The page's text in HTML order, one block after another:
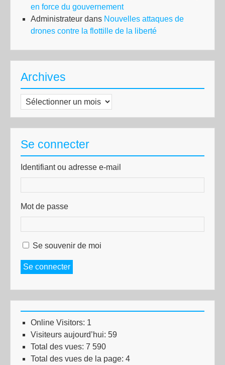
en force du gouvernement
Administrateur dans Nouvelles attaques de
drones contre la flottille de la liberté
Archives
Archives
Se connecter
Identifiant ou adresse e-mail
Mot de passe
Se souvenir de moi
Se connecter
Online Visitors: 1
Visiteurs aujourd’hui: 59
Total des vues: 7 590
Total des vues de la page: 4